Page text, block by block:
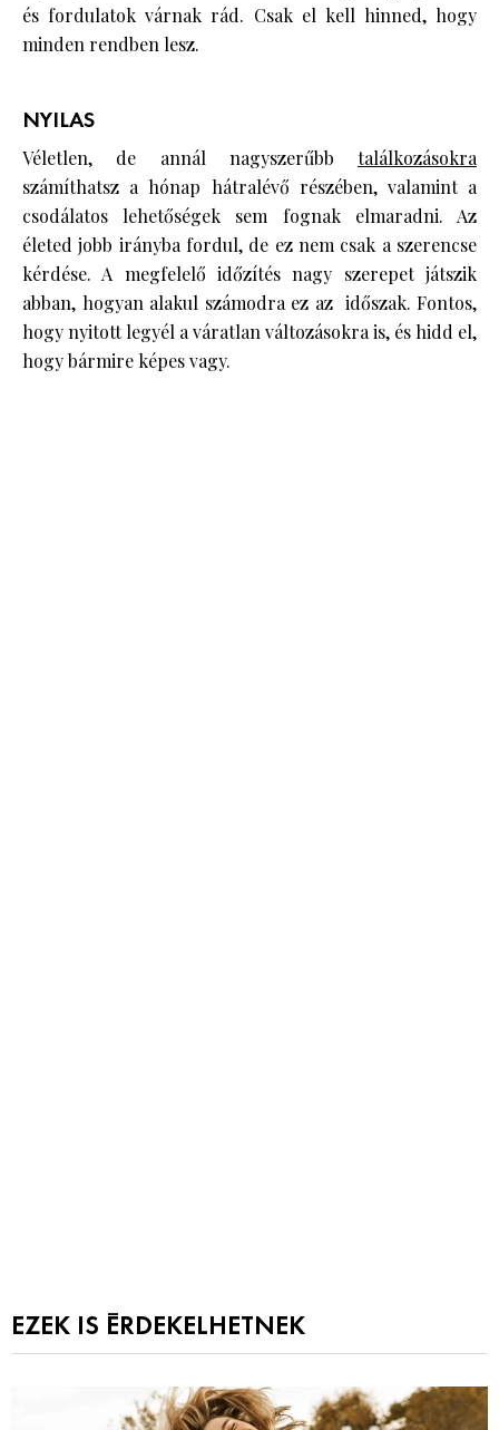
és fordulatok várnak rád. Csak el kell hinned, hogy
minden rendben lesz.
NYILAS
Véletlen, de annál nagyszerűbb találkozásokra
számíthatsz a hónap hátralévő részében, valamint a
csodálatos lehetőségek sem fognak elmaradni. Az
életed jobb irányba fordul, de ez nem csak a szerencse
kérdése. A megfelelő időzítés nagy szerepet játszik
abban, hogyan alakul számodra ez az időszak. Fontos,
hogy nyitott legyél a váratlan változásokra is, és hidd el,
hogy bármire képes vagy.
EZEK IS ÉRDEKELHETNEK